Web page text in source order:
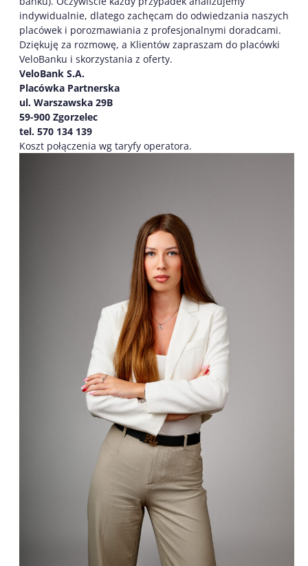
indywidualnie, dlatego zachęcam do odwiedzania naszych
placówek i porozmawiania z profesjonalnymi doradcami.
Dziękuję za rozmowę, a Klientów zapraszam do placówki
VeloBanku i skorzystania z oferty.
VeloBank S.A.
Placówka Partnerska
ul. Warszawska 29B
59-900 Zgorzelec
tel. 570 134 139
Koszt połączenia wg taryfy operatora.